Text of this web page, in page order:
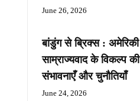
June 26, 2026
बांडुंग से ब्रिक्स : अमेरिकी
साम्राज्यवाद के विकल्प की
संभावनाएँ और चुनौतियाँ
June 24, 2026